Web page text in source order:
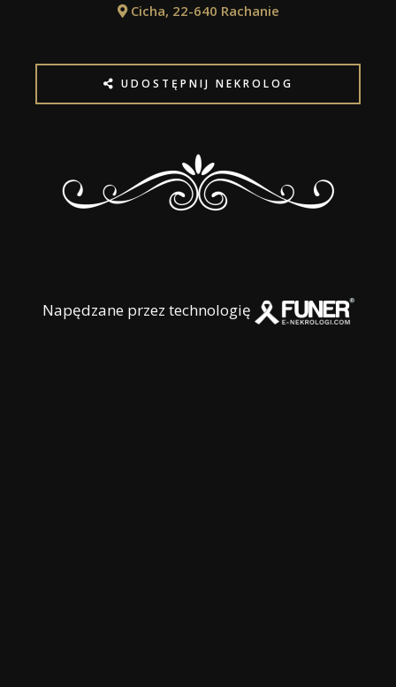
Cicha, 22-640 Rachanie
UDOSTĘPNIJ NEKROLOG
Napędzane przez technologię